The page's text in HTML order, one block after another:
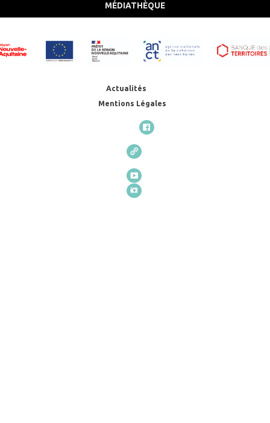
MÉDIATHÈQUE
Actualités
Mentions Légales